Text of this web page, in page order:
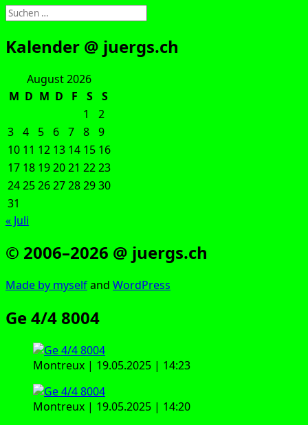
Suchen
nach:
Kalender @ juergs.ch
August 2026
M D M D F S
S
1
2
3 4 5 6 7 8 9
10 11 12 13 14 15 16
17 18 192021 2223
24252627282930
31
« Juli
© 2006–2026 @ juergs.ch
Made by mys­elfand Word­Press
Ge 4/4 8004
Mon­treux | 19.05.2025 | 14:23
Mon­treux | 19.05.2025 | 14:20